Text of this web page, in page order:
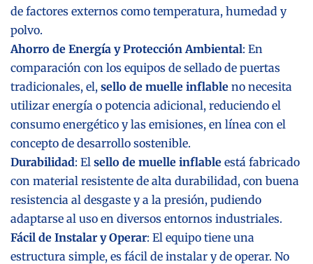
de factores externos como temperatura, humedad y
polvo.
Ahorro de Energía y Protección Ambiental: En
comparación con los equipos de sellado de puertas
tradicionales, el, sello de muelle inflable no necesita
utilizar energía o potencia adicional, reduciendo el
consumo energético y las emisiones, en línea con el
concepto de desarrollo sostenible.
Durabilidad: El sello de muelle inflable está fabricado
con material resistente de alta durabilidad, con buena
resistencia al desgaste y a la presión, pudiendo
adaptarse al uso en diversos entornos industriales.
Fácil de Instalar y Operar: El equipo tiene una
estructura simple, es fácil de instalar y de operar. No